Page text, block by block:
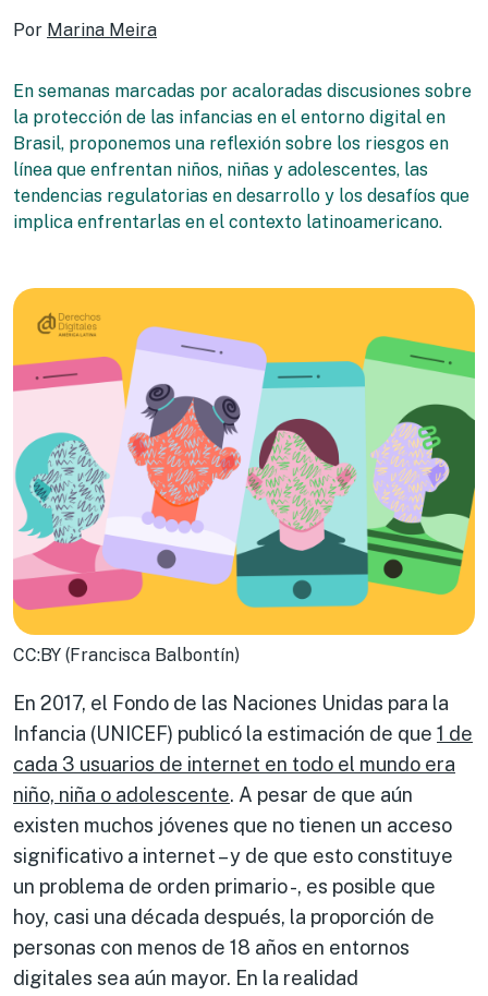
Por Marina Meira
En semanas marcadas por acaloradas discusiones sobre
la protección de las infancias en el entorno digital en
Brasil, proponemos una reflexión sobre los riesgos en
línea que enfrentan niños, niñas y adolescentes, las
tendencias regulatorias en desarrollo y los desafíos que
implica enfrentarlas en el contexto latinoamericano.
CC:BY (Francisca Balbontín)
En 2017, el Fondo de las Naciones Unidas para la
Infancia (UNICEF) publicó la estimación de que 1 de
cada 3 usuarios de internet en todo el mundo era
niño, niña o adolescente. A pesar de que aún
existen muchos jóvenes que no tienen un acceso
significativo a internet – y de que esto constituye
un problema de orden primario -, es posible que
hoy, casi una década después, la proporción de
personas con menos de 18 años en entornos
digitales sea aún mayor. En la realidad